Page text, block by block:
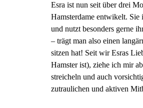
Esra ist nun seit über drei
Hamsterdame entwikelt. Sie
und nutzt besonders gerne
– trägt man also einen
sitzen hat! Seit wir Esras
Hamster ist), ziehe ich mir
streicheln und auch
zutraulichen und aktiven